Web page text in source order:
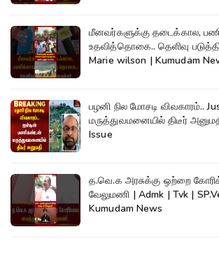
மீனவர்களுக்கு தடைக்கால,
உதவித்தொகை.. தெளிவு
Marie wilson | Kumudam
பழனி நில மோசடி விவகாரம்..
மருத்துவமனையில் திடீர்
Issue
த.வெ.க அரசுக்கு ஒற்றை
வேலுமணி | Admk | Tvk | SP.Velumani |
Kumudam News